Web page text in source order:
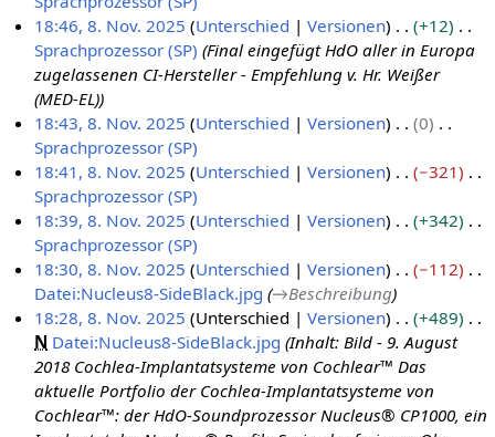
m
0
5
K
e
i
n
e
B
e
a
r
b
e
i
t
u
n
g
s
18:46, 8. Nov. 2025 Unterschied Versionen
+12
Sprachprozessor (SP) Final eingefügt HdO aller in Europa
zugelassenen CI-Hersteller - Empfehlung v. Hr. Weißer
(MED-EL)
18:43, 8. Nov. 2025 Unterschied Versionen
0
Sprachprozessor (SP)
K
e
i
n
e
B
e
a
r
b
e
18:41, 8. Nov. 2025 Unterschied Versionen
−321
Sprachprozessor (SP)
K
e
i
n
e
B
e
a
r
18:39, 8. Nov. 2025 Unterschied Versionen
+342
Sprachprozessor (SP)
K
e
i
n
e
B
e
18:30, 8. Nov. 2025 Unterschied Versionen
−112
Datei:Nucleus8-SideBlack.jpg →Beschreibung
18:28, 8. Nov. 2025 Unterschied Versionen
+489
N Datei:Nucleus8-SideBlack.jpg Inhalt: Bild - 9. August
2018 Cochlea-Implantatsysteme von Cochlear™ Das
aktuelle Portfolio der Cochlea-Implantatsysteme von
Cochlear™: der HdO-Soundprozessor Nucleus® CP1000, ein